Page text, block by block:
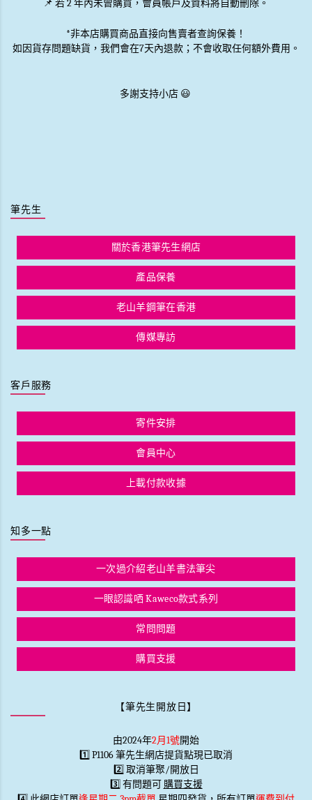
📌 若 2 年內未曾購買，會員帳戶及資料將自動刪除。
*非本店購買商品直接向售賣者查詢保養！
如因貨存問題缺貨，我們會在7天內退款；不會收取任何額外費用。
多謝支持小店 😃
筆先生
關於香港筆先生網店
產品保養
老山羊鋼筆在香港
傳媒專訪
客戶服務
寄件安排
會員中心
上載付款收據
知多一點
一次過介紹老山羊書法筆尖
一眼認識哂 Kaweco款式系列
常問問題
購買支援
【筆先生開放日】
由2024年2月1號開始
1️⃣ P1106 筆先生網店提貨點現已取消
2️⃣ 取消筆聚/開放日
3️⃣ 有問題可 購買支援